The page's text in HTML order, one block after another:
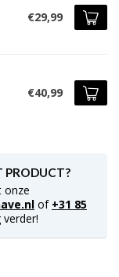
€29,99
€40,99
PRODUCT?
onze
of +31 85